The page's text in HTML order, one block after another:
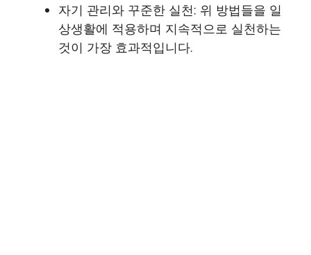
자기 관리와 꾸준한 실천: 위 방법들을 일
상생활에 적용하며 지속적으로 실천하는
것이 가장 효과적입니다.